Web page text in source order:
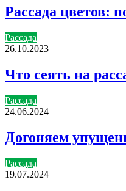
Рассада цветов:
Рассада
26.10.2023
Что сеять на
Рассада
24.06.2024
Догоняем
Рассада
19.07.2024